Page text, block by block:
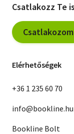
Csatlakozz Te
Csatlakozom
Elérhetőségek
+36 1 235 60 70
info@bookline.hu
Bookline Bolt